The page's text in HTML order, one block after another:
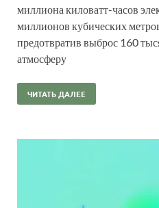
миллиона киловатт-часов
миллионов кубических
предотвратив выброс 160
атмосферу
ЧИТАТЬ ДАЛЕЕ